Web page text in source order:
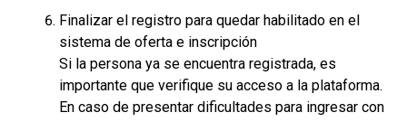
Finalizar el registro para quedar habilitado en el
sistema de oferta e inscripción
Si la persona ya se encuentra registrada, es
importante que verifique su acceso a la plataforma.
En caso de presentar dificultades para ingresar con